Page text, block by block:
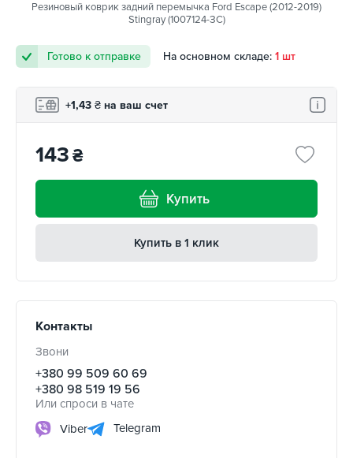
Резиновый коврик задний перемычка Ford Escape (2012-2019)
Stingray (1007124-ЗС)
Готово к отправке На основном складе: 1 шт
+1,43 ₴ на ваш счет
143₴
Купить
Купить в 1 клик
Контакты
Звони
+380 99 509 60 69
+380 98 519 19 56
Или спроси в чате
Viber
Telegram